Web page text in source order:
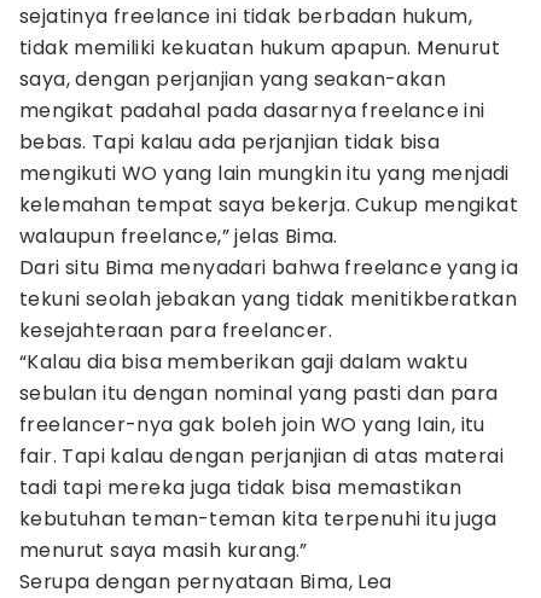
sejatinya freelance ini tidak berbadan hukum,
tidak memiliki kekuatan hukum apapun. Menurut
saya, dengan perjanjian yang seakan-akan
mengikat padahal pada dasarnya freelance ini
bebas. Tapi kalau ada perjanjian tidak bisa
mengikuti WO yang lain mungkin itu yang menjadi
kelemahan tempat saya bekerja. Cukup mengikat
walaupun freelance,” jelas Bima.
Dari situ Bima menyadari bahwa freelance yang ia
tekuni seolah jebakan yang tidak menitikberatkan
kesejahteraan para freelancer.
“Kalau dia bisa memberikan gaji dalam waktu
sebulan itu dengan nominal yang pasti dan para
freelancer-nya gak boleh join WO yang lain, itu
fair. Tapi kalau dengan perjanjian di atas materai
tadi tapi mereka juga tidak bisa memastikan
kebutuhan teman-teman kita terpenuhi itu juga
menurut saya masih kurang.”
Serupa dengan pernyataan Bima, Lea